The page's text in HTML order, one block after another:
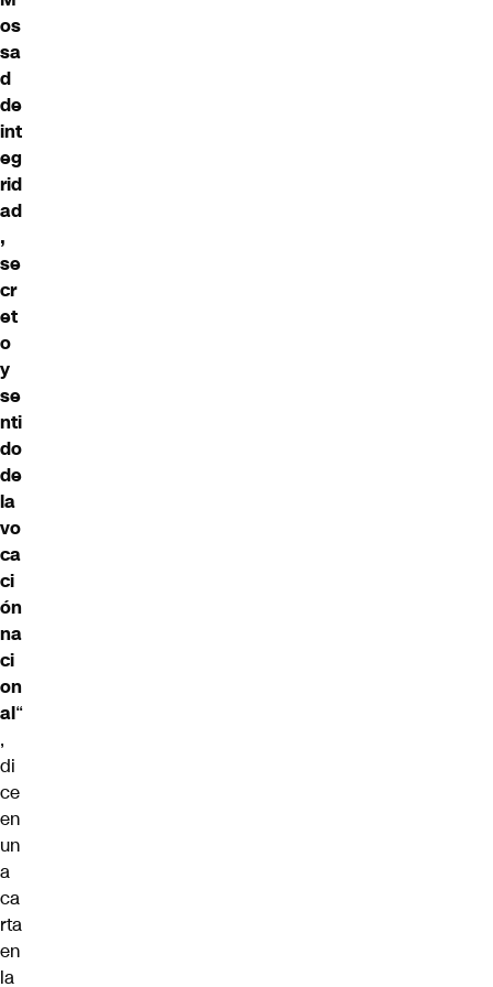
os
sa
d
de
int
eg
rid
ad
,
se
cr
et
o
y
se
nti
do
de
la
vo
ca
ci
ón
na
ci
on
al“
,
di
ce
en
un
a
ca
rta
en
la